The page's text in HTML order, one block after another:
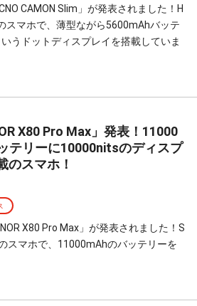
CAMON Slim」が発表されました！H
スマホで、薄型ながら5600mAhバッテ
うドットディスプレイを搭載していま
X80 Pro Max」発表！11000
テリーに10000nitsのディスプ
のスマホ！
X80 Pro Max」が発表されました！S
スマホで、11000mAhのバッテリーを